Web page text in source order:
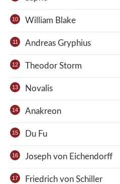
William Blake
Andreas Gryphius
Theodor Storm
Novalis
Anakreon
Du Fu
Joseph von Eichendorff
Friedrich von Schiller